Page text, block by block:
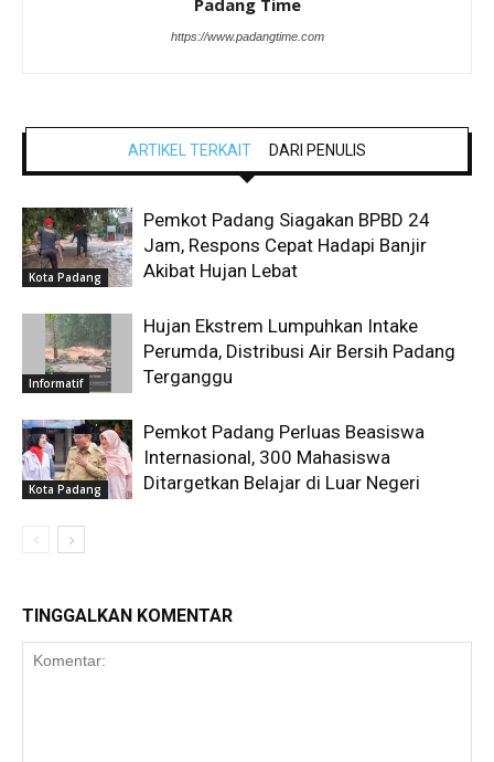
Padang Time
https://www.padangtime.com
ARTIKEL TERKAIT DARI PENULIS
Kota Padang
Pemkot Padang Siagakan BPBD 24
Jam, Respons Cepat Hadapi Banjir
Akibat Hujan Lebat
Informatif
Hujan Ekstrem Lumpuhkan Intake
Perumda, Distribusi Air Bersih Padang
Terganggu
Kota Padang
Pemkot Padang Perluas Beasiswa
Internasional, 300 Mahasiswa
Ditargetkan Belajar di Luar Negeri
TINGGALKAN KOMENTAR